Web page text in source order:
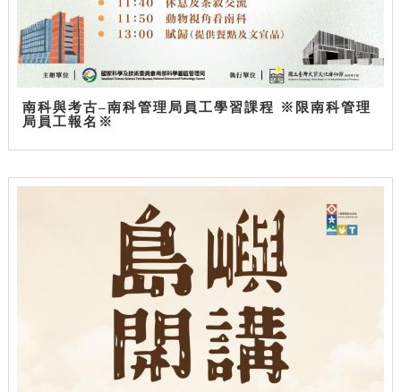
南科與考古–南科管理局員工學習課程 ※限南科管理
局員工報名※